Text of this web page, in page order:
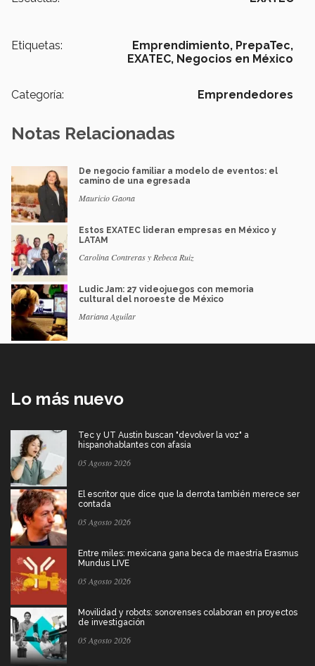
Etiquetas: Emprendimiento, PrepaTec,
EXATEC, Negocios en México
Categoría: Emprendedores
Notas Relacionadas
De negocio familiar a modelo de eventos: el
camino de una egresada
Mauricio Gaona
Estos EXATEC lideran empresas en México y
LATAM
Carolina Contreras y Rebeca Ruiz
Ludic Jam: 27 videojuegos con memoria
cultural del noroeste de México
Mariana Aguilar
Lo más nuevo
Tec y UT Austin buscan "devolver la voz" a
hispanohablantes con afasia
05 Agosto 2026
El escritor que dice que la derrota también merece ser
contada
05 Agosto 2026
Entre miles: mexicana gana beca de maestría Erasmus
Mundus LIVE
05 Agosto 2026
Movilidad y robots: sonorenses colaboran en proyectos
de investigación
05 Agosto 2026